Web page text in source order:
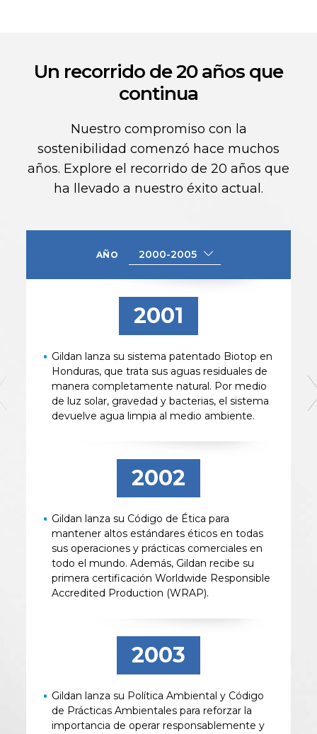
Un recorrido de 20 años que
continua
Nuestro compromiso con la
sostenibilidad comenzó hace muchos
años. Explore el recorrido de 20 años que
ha llevado a nuestro éxito actual.
AÑO 2000-2005
2001
Gildan lanza su sistema patentado Biotop en
Honduras, que trata sus aguas residuales de
manera completamente natural. Por medio
de luz solar, gravedad y bacterias, el sistema
devuelve agua limpia al medio ambiente.
2002
Gildan lanza su Código de Ética para
mantener altos estándares éticos en todas
sus operaciones y prácticas comerciales en
todo el mundo. Además, Gildan recibe su
primera certificación Worldwide Responsible
Accredited Production (WRAP).
2003
Gildan lanza su Política Ambiental y Código
de Prácticas Ambientales para reforzar la
importancia de operar responsablemente y